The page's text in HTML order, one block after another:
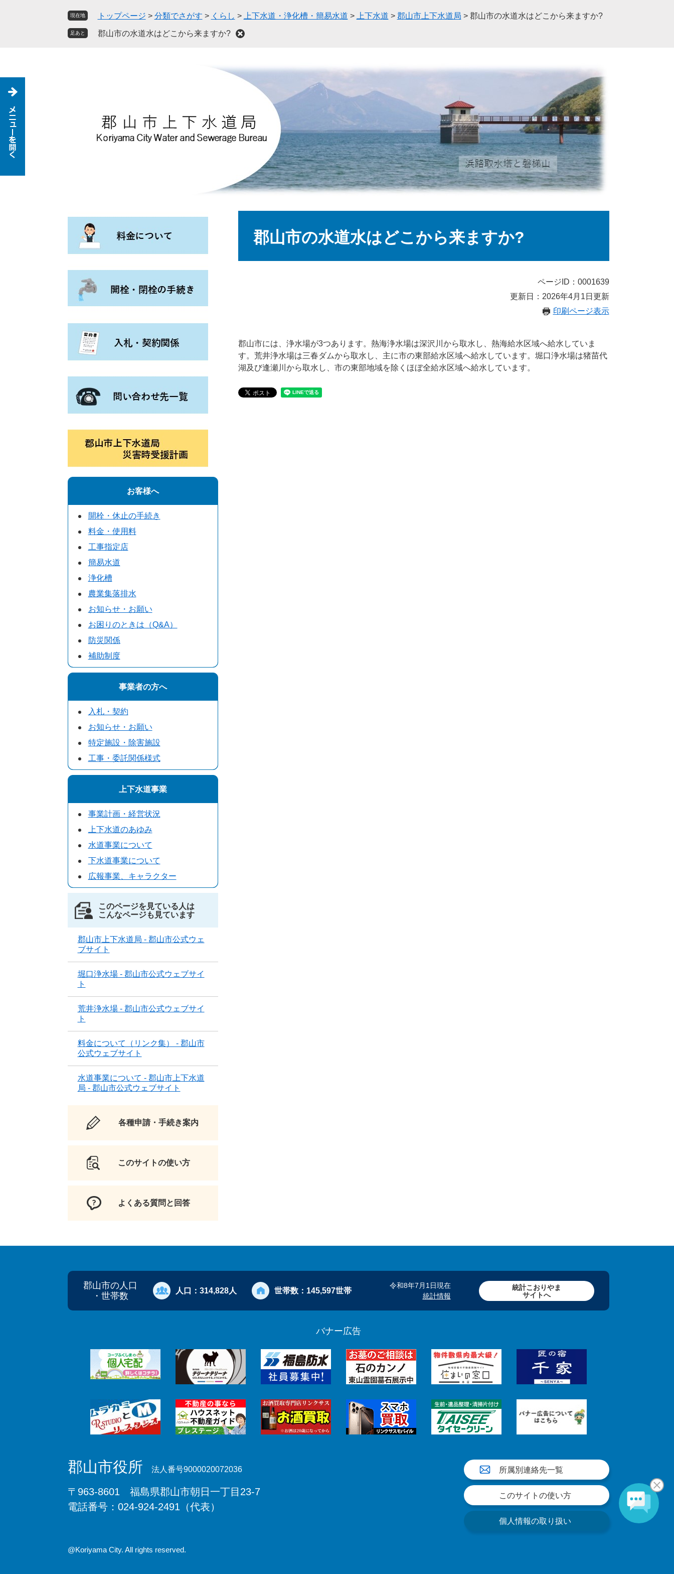
で
ば
現在地 トップページ > 分類でさがす > くらし > 上下水道・浄化槽・簡易水道 > 上下水道 > 郡山市上下水道局 > 郡山市の水道水はどこから来ますか?
足あと 郡山市の水道水はどこから来ますか?
郡山市の水道水はどこから来ますか?
ページID：0001639
更新日：2026年4月1日更新
印刷ページ表示
郡山市には、浄水場が3つあります。熱海浄水場は深沢川から取水し、熱海給水区域へ給水していま
す。荒井浄水場は三春ダムから取水し、主に市の東部給水区域へ給水しています。堀口浄水場は猪苗代
湖及び逢瀬川から取水し、市の東部地域を除くほぼ全給水区域へ給水しています。
お客様へ
開栓・休止の手続き
料金・使用料
工事指定店
簡易水道
浄化槽
農業集落排水
お知らせ・お願い
お困りのときは（Q&A）
防災関係
補助制度
事業者の方へ
入札・契約
お知らせ・お願い
特定施設・除害施設
工事・委託関係様式
上下水道事業
事業計画・経営状況
上下水道のあゆみ
水道事業について
下水道事業について
広報事業、キャラクター
このページを見ている人は
こんなページも見ています
郡山市上下水道局 - 郡山市公式ウェ
ブサイト
堀口浄水場 - 郡山市公式ウェブサイ
ト
荒井浄水場 - 郡山市公式ウェブサイ
ト
料金について（リンク集） - 郡山市
公式ウェブサイト
水道事業について - 郡山市上下水道
局 - 郡山市公式ウェブサイト
各種申請・手続き案内
このサイトの使い方
よくある質問と回答
郡山市の人口
・世帯数
人口： 314,828人 世帯数： 145,597世帯
令和8年7月1日現在
統計情報
統計こおりやま
サイトへ
バナー広告
郡山市役所 法人番号9000020072036
〒963-8601 福島県郡山市朝日一丁目23-7
電話番号：024-924-2491（代表）
所属別連絡先一覧
このサイトの使い方
個人情報の取り扱い
@Koriyama City. All rights reserved.